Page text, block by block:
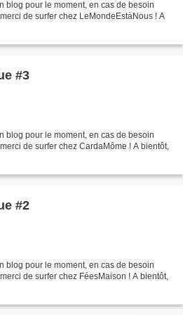
blog pour le moment, en cas de besoin
de surfer chez LeMondeEstàNous ! A
#3
blog pour le moment, en cas de besoin
de surfer chez CardaMôme ! A bientôt,
#2
blog pour le moment, en cas de besoin
de surfer chez FéesMaison ! A bientôt,